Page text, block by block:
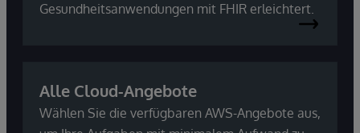
Gesundheitsanwendungen mit FHIR erleichtert.
Alle Cloud-Angebote
Wählen Sie die verfügbaren AWS-Angebote aus,